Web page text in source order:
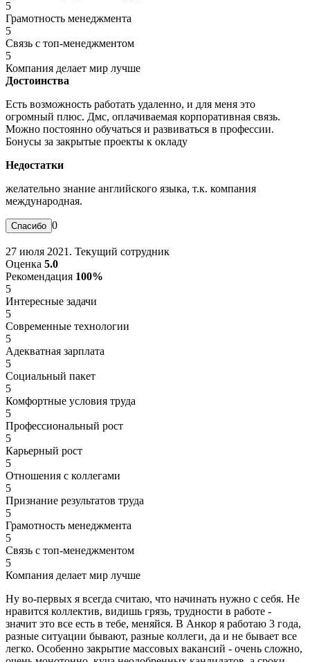
5
Грамотность менеджмента
5
Связь с топ-менеджментом
5
Компания делает мир лучше
Достоинства
Есть возможность работать удаленно, и для меня это
огромный плюс. Дмс, оплачиваемая корпоративная связь.
Можно постоянно обучаться и развиваться в профессии.
Бонусы за закрытые проекты к окладу
Недостатки
желательно знание английского языка, т.к. компания
международная.
0
27 июля 2021. Текущий сотрудник
Оценка 5.0
Рекомендация 100%
5
Интересные задачи
5
Современные технологии
5
Адекватная зарплата
5
Социальный пакет
5
Комфортные условия труда
5
Профессиональный рост
5
Карьерный рост
5
Отношения с коллегами
5
Признание результатов труда
5
Грамотность менеджмента
5
Связь с топ-менеджментом
5
Компания делает мир лучше
Ну во-первых я всегда считаю, что начинать нужно с себя. Не
нравится коллектив, видишь грязь, трудности в работе -
значит это все есть в тебе, меняйся. В Анкор я работаю 3 года,
разные ситуации бывают, разные коллеги, да и не бывает все
легко. Особенно закрытие массовых вакансий - очень сложно,